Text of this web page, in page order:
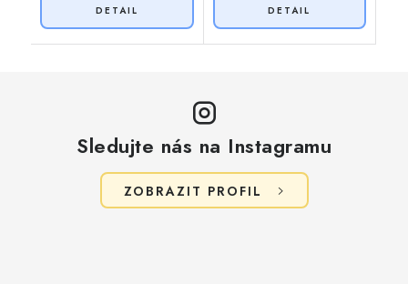
Sledujte nás na Instagramu
ZOBRAZIT PROFIL